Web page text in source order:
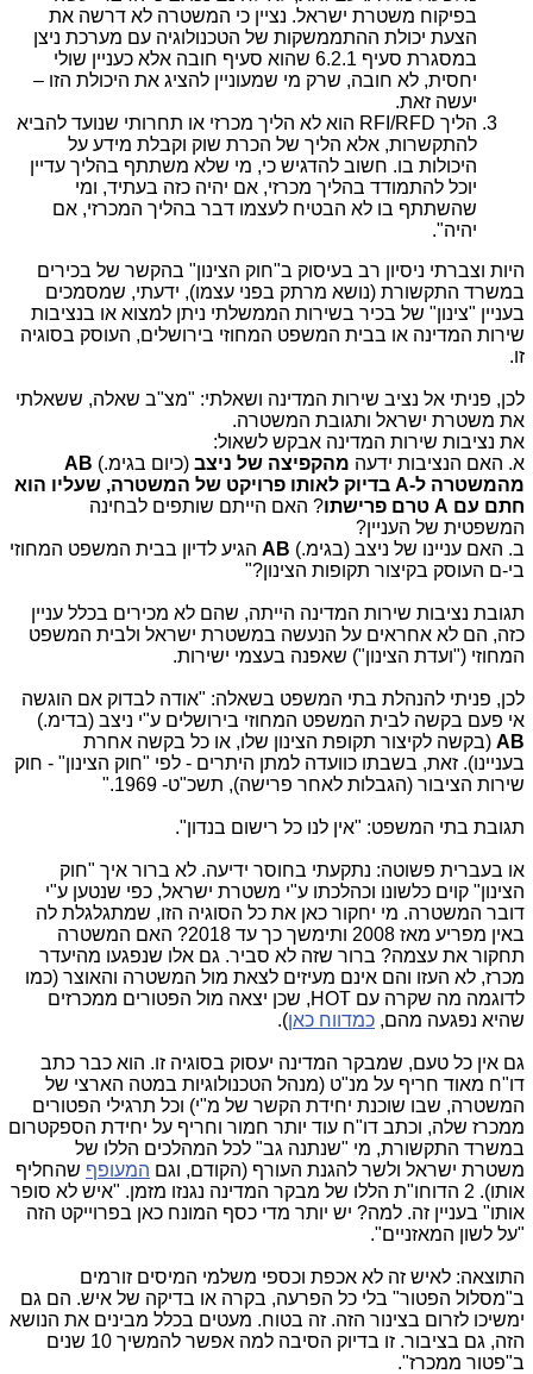
בפיקוח משטרת ישראל. נציין כי המשטרה לא דרשה את
הצעת יכולת ההתממשקות של הטכנולוגיה עם מערכת ניצן
במסגרת סעיף 6.2.1 שהוא סעיף חובה אלא כעניין שולי
יחסית, לא חובה, שרק מי שמעוניין להציג את היכולת הזו –
יעשה זאת.
הליך RFI/RFD הוא לא הליך מכרזי או תחרותי שנועד להביא
להתקשרות, אלא הליך של הכרת שוק וקבלת מידע על
היכולות בו. חשוב להדגיש כי, מי שלא משתתף בהליך עדיין
יוכל להתמודד בהליך מכרזי, אם יהיה כזה בעתיד, ומי
שהשתתף בו לא הבטיח לעצמו דבר בהליך המכרזי, אם
יהיה".
היות וצברתי ניסיון רב בעיסוק ב"חוק הצינון" בהקשר של בכירים
במשרד התקשורת (נושא מרתק בפני עצמו), ידעתי, שמסמכים
בעניין "צינון" של בכיר בשירות הממשלתי ניתן למצוא או בנציבות
שירות המדינה או בבית המשפט המחוזי בירושלים, העוסק בסוגיה
זו.
לכן, פניתי אל נציב שירות המדינה ושאלתי: "מצ"ב שאלה, ששאלתי
את משטרת ישראל ותגובת המשטרה.
את נציבות שירות המדינה אבקש לשאול:
א. האם הנציבות ידעה מהקפיצה של ניצב (כיום בגימ.) AB
מהמשטרה ל-A בדיוק לאותו פרויקט של המשטרה, שעליו הוא
חתם עם A טרם פרישתו
? האם הייתם שותפים לבחינה
המשפטית של העניין?
ב. האם עניינו של ניצב (בגימ.) AB הגיע לדיון בבית המשפט המחוזי
בי-ם העוסק בקיצור תקופות הצינון?"
תגובת נציבות שירות המדינה הייתה, שהם לא מכירים בכלל עניין
כזה, הם לא אחראים על הנעשה במשטרת ישראל ולבית המשפט
המחוזי ("ועדת הצינון") שאפנה בעצמי ישירות.
לכן, פניתי להנהלת בתי המשפט בשאלה: "אודה לבדוק אם הוגשה
אי פעם בקשה לבית המשפט המחוזי בירושלים ע"י ניצב (בדימ.)
AB (בקשה לקיצור תקופת הצינון שלו, או כל בקשה אחרת
בעניינו). זאת, בשבתו כוועדה למתן היתרים - לפי "חוק הצינון" - חוק
שירות הציבור (הגבלות לאחר פרישה), תשכ"ט- 1969."
תגובת בתי המשפט: "אין לנו כל רישום בנדון".
או בעברית פשוטה: נתקעתי בחוסר ידיעה. לא ברור איך "חוק
הצינון" קוים כלשונו וכהלכתו ע"י משטרת ישראל, כפי שנטען ע"י
דובר המשטרה. מי יחקור כאן את כל הסוגיה הזו, שמתגלגלת לה
באין מפריע מאז 2008 ותימשך כך עד 2018? האם המשטרה
תחקור את עצמה? ברור שזה לא סביר. גם אלו שנפגעו מהיעדר
מכרז, לא העזו והם אינם מעיזים לצאת מול המשטרה והאוצר (כמו
לדוגמה מה שקרה עם HOT, שכן יצאה מול הפטורים ממכרזים
שהיא נפגעה מהם, כמדווח כאן).
גם אין כל טעם, שמבקר המדינה יעסוק בסוגיה זו. הוא כבר כתב
דו"ח מאוד חריף על מנ"ט (מנהל הטכנולוגיות במטה הארצי של
המשטרה, שבו שוכנת יחידת הקשר של מ"י) וכל תרגילי הפטורים
ממכרז שלה, וכתב דו"ח עוד יותר חמור וחריף על יחידת הספקטרום
במשרד התקשורת, מי "שנתנה גב" לכל המהלכים הללו של
משטרת ישראל ולשר להגנת העורף (הקודם, וגם המעופף שהחליף
אותו). 2 הדוחו"ת הללו של מבקר המדינה נגנזו מזמן. "איש לא סופר
אותו" בעניין זה. למה? יש יותר מדי כסף המונח כאן בפרוייקט הזה
"על לשון המאזניים".
התוצאה: לאיש זה לא אכפת וכספי משלמי המיסים זורמים
ב"מסלול הפטור" בלי כל הפרעה, בקרה או בדיקה של איש. הם גם
ימשיכו לזרום בצינור הזה. זה בטוח. מעטים בכלל מבינים את הנושא
הזה, גם בציבור. זו בדיוק הסיבה למה אפשר להמשיך 10 שנים
ב"פטור ממכרז".